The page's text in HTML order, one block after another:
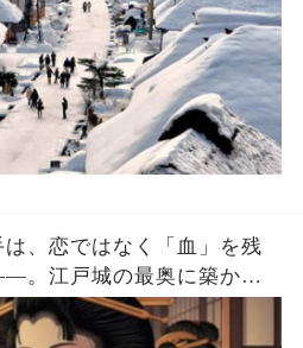
で低体温症と肺炎が急増
は対応しきれなくなるだろ
凍死の大量発生」が起きな
わせた生活”をしていた
、恋ではなく「血」を残
。江戸城の最奥に築かれ
。華やかな着物の影で、
笑顔を貼りつけ、嫉妬と